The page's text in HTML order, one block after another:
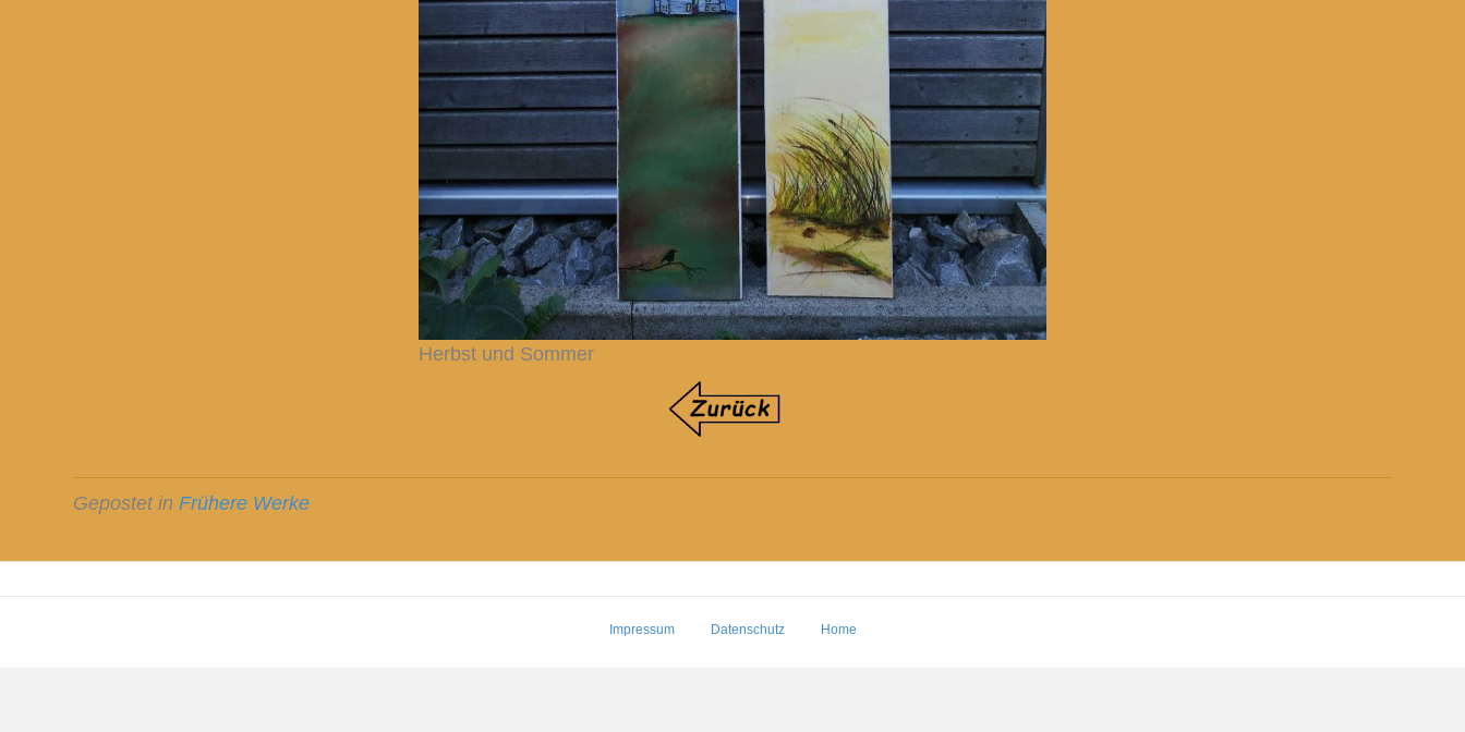
Herbst und Sommer
Gepostet inFrühere Werke
Impressum Datenschutz Home